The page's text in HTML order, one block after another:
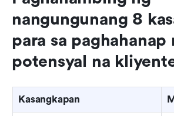
nangungunang 8
para sa paghahanap
potensyal na
Kasangkapan